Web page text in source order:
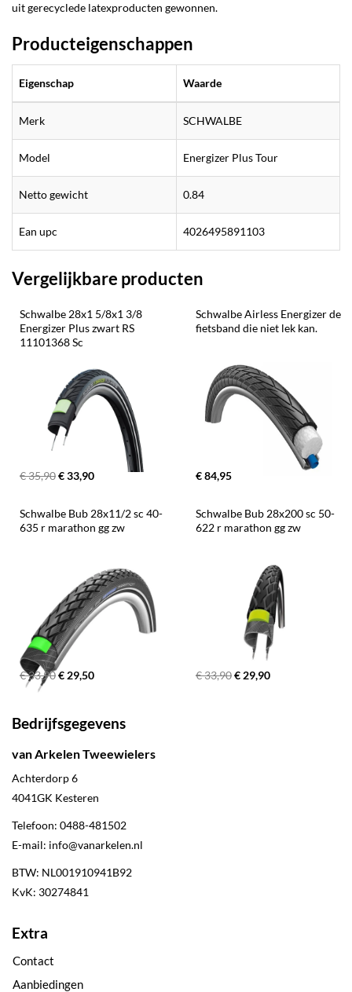
uit gerecyclede latexproducten gewonnen.
Producteigenschappen
Eigenschap Waarde
Merk SCHWALBE
Model Energizer Plus Tour
Netto gewicht 0.84
Ean upc 4026495891103
Vergelijkbare producten
Schwalbe 28x1 5/8x1 3/8
Energizer Plus zwart RS
11101368 Sc
€ 35,90€ 33,90
Schwalbe Airless Energizer de
fietsband die niet lek kan.
€ 84,95
Schwalbe Bub 28x11/2 sc 40-
635 r marathon gg zw
€ 33,90€ 29,50
Schwalbe Bub 28x200 sc 50-
622 r marathon gg zw
€ 33,90€ 29,90
Bedrijfsgegevens
van Arkelen Tweewielers
Achterdorp 6
4041GK Kesteren
Telefoon: 0488-481502
E-mail: info@vanarkelen.nl
BTW: NL001910941B92
KvK: 30274841
Extra
Contact
Aanbiedingen